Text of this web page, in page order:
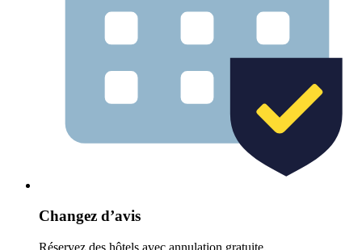
Changez d’avis
Réservez des hôtels avec annulation gratuite.